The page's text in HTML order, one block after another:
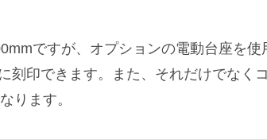
ですが、オプションの電動台座を使
刻印できます。また、それだけでなく
ります。